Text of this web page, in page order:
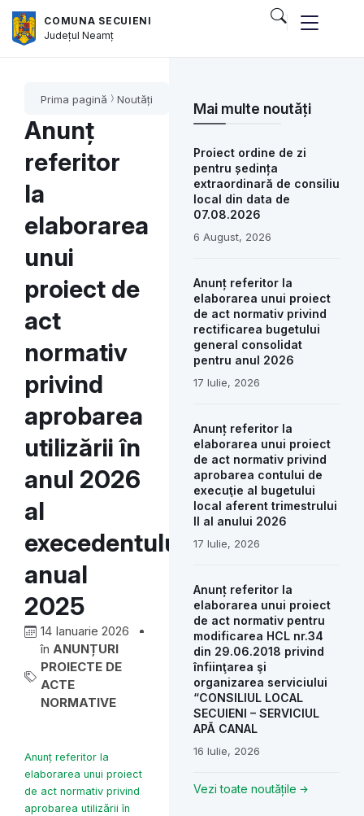
COMUNA SECUIENI
JudețulNeamț
Prima pagină Noutăți
Anunț
referitor
la
elaborarea
unui
proiect de
act
normativ
privind
aprobarea
utilizării în
anul 2026
al
execedentului
anual
2025
14 Ianuarie 2026
în ANUNȚURI
PROIECTE DE
ACTE
NORMATIVE
Anunț referitor la
elaborarea unui proiect
de act normativ privind
aprobarea utilizării în
Mai multe noutăți
Proiect ordine de zi
pentru ședința
extraordinară de consiliu
local din data de
07.08.2026
6 August, 2026
Anunț referitor la
elaborarea unui proiect
de act normativ privind
rectificarea bugetului
general consolidat
pentru anul 2026
17 Iulie, 2026
Anunț referitor la
elaborarea unui proiect
de act normativ privind
aprobarea contului de
execuţie al bugetului
local aferent trimestrului
II al anului 2026
17 Iulie, 2026
Anunț referitor la
elaborarea unui proiect
de act normativ pentru
modificarea HCL nr.34
din 29.06.2018 privind
înfiinţarea şi
organizarea serviciului
“CONSILIUL LOCAL
SECUIENI – SERVICIUL
APĂ CANAL
16 Iulie, 2026
Vezi toate noutățile